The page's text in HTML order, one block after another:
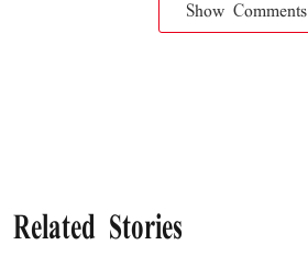
Show Comments
Related Stories